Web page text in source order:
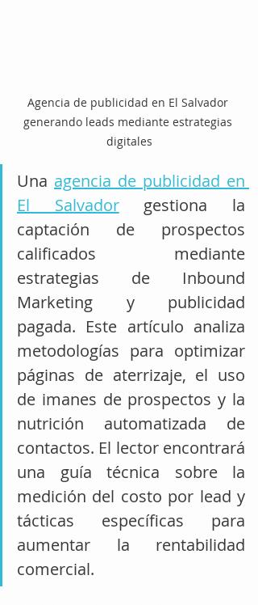
Agencia de publicidad en El Salvador
generando leads mediante estrategias
digitales
Una agencia de publicidad en
El Salvador gestiona la
captación de prospectos
calificados mediante
estrategias de Inbound
Marketing y publicidad
pagada. Este artículo analiza
metodologías para optimizar
páginas de aterrizaje, el uso
de imanes de prospectos y la
nutrición automatizada de
contactos. El lector encontrará
una guía técnica sobre la
medición del costo por lead y
tácticas específicas para
aumentar la rentabilidad
comercial.